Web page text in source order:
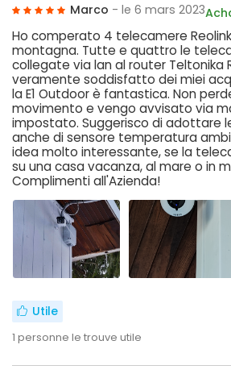
Marco - le 6 mars 2023
Ho comperato 4 telecamere
montagna. Tutte e quattro le
collegate via lan al router Teltonika
veramente soddisfatto dei miei
la E1 Outdoor è fantastica. Non
movimento e vengo avvisato via
impostato. Suggerisco di adottare
anche di sensore temperatura
idea molto interessante, se la
su una casa vacanza, al mare o in
Complimenti all'Azienda!
Utile
1 personne le trouve utile